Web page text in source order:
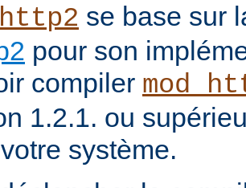
se base sur
pour son
compiler
1.2.1. ou
système.